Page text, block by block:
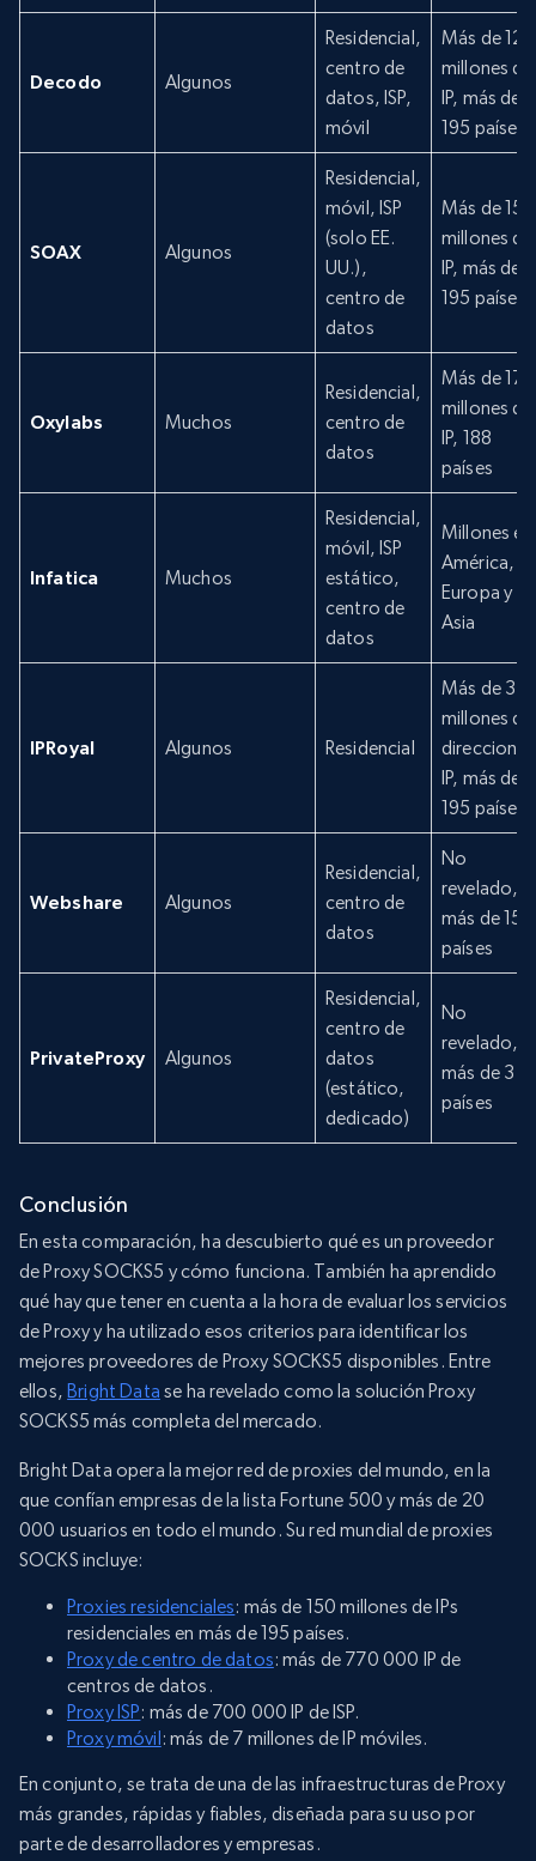
Decodo Algunos
Residencial,
centro de
datos, ISP,
móvil
Más de 125
millones de
IP, más de
195 países
SOAX Algunos
Residencial,
móvil, ISP
(solo EE.
UU.),
centro de
datos
Más de 155
millones de
IP, más de
195 países
Oxylabs Muchos
Residencial,
centro de
datos
Más de 177
millones de
IP, 188
países
Infatica Muchos
Residencial,
móvil, ISP
estático,
centro de
datos
Millones en
América,
Europa y
Asia
IPRoyal Algunos Residencial
Más de 32
millones de
direcciones
IP, más de
195 países
Webshare Algunos
Residencial,
centro de
datos
No
revelado,
más de 150
países
PrivateProxy Algunos
Residencial,
centro de
datos
(estático,
dedicado)
No
revelado,
más de 3
países
Conclusión
En esta comparación, ha descubierto qué es un proveedor
de Proxy SOCKS5 y cómo funciona. También ha aprendido
qué hay que tener en cuenta a la hora de evaluar los servicios
de Proxy y ha utilizado esos criterios para identificar los
mejores proveedores de Proxy SOCKS5 disponibles. Entre
ellos,Bright Data se ha revelado como la solución Proxy
SOCKS5 más completa del mercado.
Bright Data opera la mejor red de proxies del mundo, en la
que confían empresas de la lista Fortune 500 y más de 20
000 usuarios en todo el mundo. Su red mundial de proxies
SOCKS incluye:
Proxies residenciales: más de 150 millones de IPs
residenciales en más de 195 países.
Proxy de centro de datos: más de 770 000 IP de
centros de datos.
Proxy ISP: más de 700 000 IP de ISP.
Proxy móvil: más de 7 millones de IP móviles.
En conjunto, se trata de una de las infraestructuras de Proxy
más grandes, rápidas y fiables, diseñada para su uso por
parte de desarrolladores y empresas.